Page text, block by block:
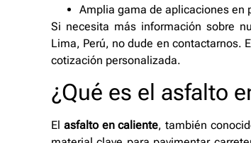
Amplia gama de aplicaciones en
Si necesita más información sobre
Lima, Perú, no dude en contactarnos.
cotización personalizada.
¿Qué es el asfalto
El asfalto en caliente, también